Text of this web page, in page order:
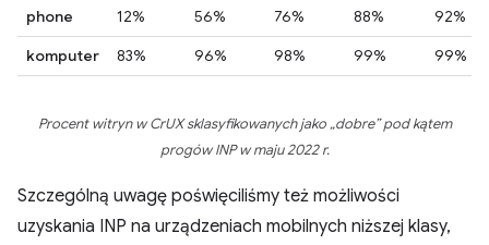
phone 12% 56% 76% 88%
92%
komputer
83% 96% 98% 99% 99%
Procent witryn w CrUX sklasyfikowanych jako „dobre” pod kątem
progów INP w maju 2022 r.
Szczególną uwagę poświęciliśmy też możliwości
uzyskania INP na urządzeniach mobilnych niższej klasy,